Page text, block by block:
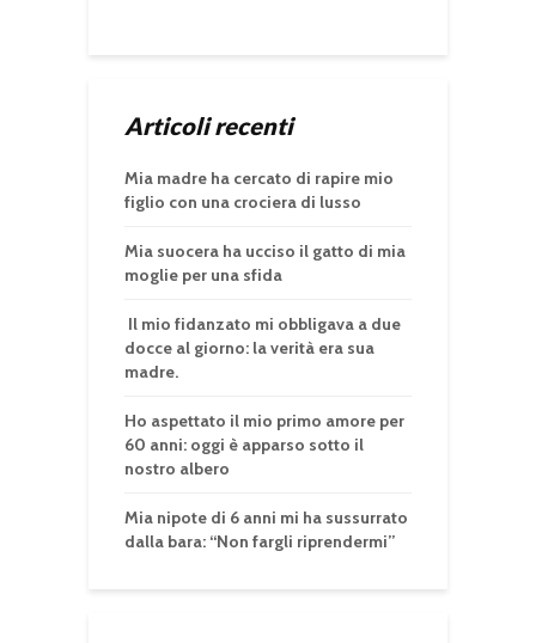
Articoli recenti
Mia madre ha cercato di rapire mio
figlio con una crociera di lusso
Mia suocera ha ucciso il gatto di mia
moglie per una sfida
Il mio fidanzato mi obbligava a due
docce al giorno: la verità era sua
madre.
Ho aspettato il mio primo amore per
60 anni: oggi è apparso sotto il
nostro albero
Mia nipote di 6 anni mi ha sussurrato
dalla bara: “Non fargli riprendermi”